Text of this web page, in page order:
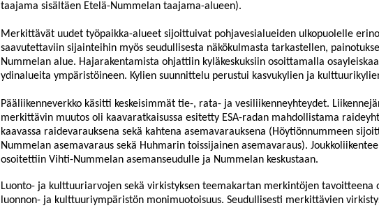
taajama sisältäen Etelä-Nummelan taajama-alueen).
Merkittävät uudet työpaikka-alueet sijoittuivat pohjavesialueiden ulkopuolelle
saavutettaviin sijainteihin myös seudullisesta näkökulmasta tarkastellen,
Nummelan alue. Hajarakentamista ohjattiin kyläkeskuksiin osoittamalla
ydinalueita ympäristöineen. Kylien suunnittelu perustui kasvukylien ja
Pääliikenneverkko käsitti keskeisimmät tie-, rata- ja vesiliikenneyhteydet.
merkittävin muutos oli kaavaratkaisussa esitetty ESA-radan mahdollistama
kaavassa raidevarauksena sekä kahtena asemavarauksena (Höytiönnummeen
Nummelan asemavaraus sekä Huhmarin toissijainen asemavaraus).
osoitettiin Vihti-Nummelan asemanseudulle ja Nummelan keskustaan.
Luonto- ja kulttuuriarvojen sekä virkistyksen teemakartan merkintöjen tavoitteena
luonnon- ja kulttuuriympäristön monimuotoisuus. Seudullisesti merkittävien